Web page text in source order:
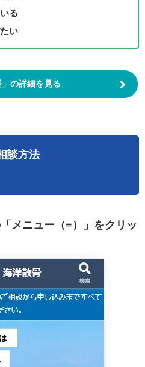
る
い
」の詳細を見る
談方法
メニュー（≡）」をクリッ